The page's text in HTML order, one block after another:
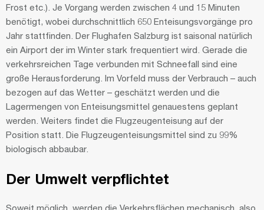
Frost etc.). Je Vorgang werden zwischen 4 und 15 Minuten
benötigt, wobei durchschnittlich 650 Enteisungsvorgänge pro
Jahr stattfinden. Der Flughafen Salzburg ist saisonal natürlich
ein Airport der im Winter stark frequentiert wird. Gerade die
verkehrsreichen Tage verbunden mit Schneefall sind eine
große Herausforderung. Im Vorfeld muss der Verbrauch – auch
bezogen auf das Wetter – geschätzt werden und die
Lagermengen von Enteisungsmittel genauestens geplant
werden. Weiters findet die Flugzeugenteisung auf der
Position statt. Die Flugzeugenteisungsmittel sind zu 99%
biologisch abbaubar.
Der Umwelt verpflichtet
Soweit möglich, werden die Verkehrsflächen mechanisch, also